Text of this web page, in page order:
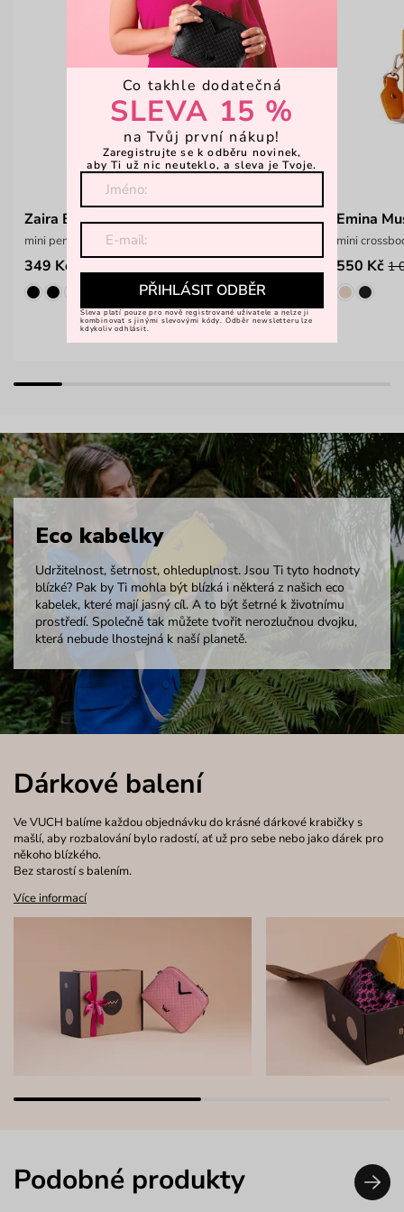
Zaira Butter Yellow
mini peněženka na patent
349 Kč
Emina
mini
550 Kč 1
Eco kabelky
Udržitelnost, šetrnost, ohleduplnost. Jsou Ti tyto hodnoty
blízké? Pak by Ti mohla být blízká i některá z našich eco
kabelek, které mají jasný cíl. A to být šetrné k životnímu
prostředí. Společně tak můžete tvořit nerozlučnou dvojku,
která nebude lhostejná k naší planetě.
Dárkové balení
Ve VUCH balíme každou objednávku do krásné dárkové krabičky s
mašlí, aby rozbalování bylo radostí, ať už pro sebe nebo jako dárek pro
někoho blízkého.
Bez starostí s balením.
Více informací
Podobné produkty
Co takhle dodatečná
SLEVA 15 %
na Tvůj první nákup!
Zaregistrujte se k odběru novinek,
aby Ti už nic neuteklo, a sleva je Tvoje.
PŘIHLÁSIT ODBĚR
Sleva platí pouze pro nově registrované uživatele a nelze ji
kombinovat s jinými slevovými kódy. Odběr newsletteru lze
kdykoliv odhlásit.